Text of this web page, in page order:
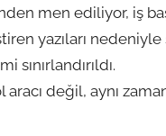
men ediliyor, iş
yazıları
sınırlandırıldı.
değil, aynı